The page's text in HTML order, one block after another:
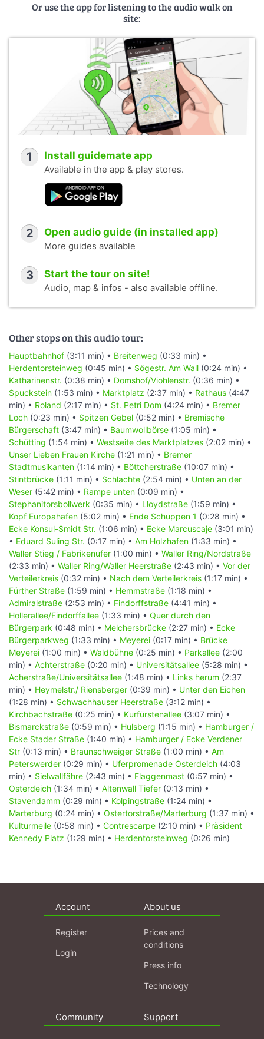
Or use the app for listening to the audio walk on
site:
1 Install guidemate app
Available in the app & play stores.
2 Open audio guide (in installed app)
More guides available
3 Start the tour on site!
Audio, map & infos - also available offline.
Other stops on this audio tour:
Hauptbahnhof (3:11 min) • Breitenweg (0:33 min) •
Herdentorsteinweg (0:45 min) • Sögestr. Am Wall (0:24 min) •
Katharinenstr. (0:38 min) • Domshof/Viohlenstr. (0:36 min) •
Spuckstein (1:53 min) • Marktplatz (2:37 min) • Rathaus (4:47
min) • Roland (2:17 min) • St. Petri Dom (4:24 min) • Bremer
Loch (0:23 min) • Spitzen Gebel (0:52 min) • Bremische
Bürgerschaft (3:47 min) • Baumwollbörse (1:05 min) •
Schütting (1:54 min) • Westseite des Marktplatzes (2:02 min) •
Unser Lieben Frauen Kirche (1:21 min) • Bremer
Stadtmusikanten (1:14 min) • Böttcherstraße (10:07 min) •
Stintbrücke (1:11 min) • Schlachte (2:54 min) • Unten an der
Weser (5:42 min) • Rampe unten (0:09 min) •
Stephanitorsbollwerk (0:35 min) • Lloydstraße (1:59 min) •
Kopf Europahafen (5:02 min) • Ende Schuppen 1 (0:28 min) •
Ecke Konsul-Smidt Str. (1:06 min) • Ecke Marcuscaje (3:01 min)
• Eduard Suling Str. (0:17 min) • Am Holzhafen (1:33 min) •
Waller Stieg / Fabrikenufer (1:00 min) • Waller Ring/Nordstraße
(2:33 min) • Waller Ring/Waller Heerstraße (2:43 min) • Vor der
Verteilerkreis (0:32 min) • Nach dem Verteilerkreis (1:17 min) •
Fürther Straße (1:59 min) • Hemmstraße (1:18 min) •
Admiralstraße (2:53 min) • Findorffstraße (4:41 min) •
Hollerallee/Findorffallee (1:33 min) • Quer durch den
Bürgerpark (0:48 min) • Melchersbrücke (2:27 min) • Ecke
Bürgerparkweg (1:33 min) • Meyerei (0:17 min) • Brücke
Meyerei (1:00 min) • Waldbühne (0:25 min) • Parkallee (2:00
min) • Achterstraße (0:20 min) • Universitätsallee (5:28 min) •
Acherstraße/Universitätsallee (1:48 min) • Links herum (2:37
min) • Heymelstr./ Riensberger (0:39 min) • Unter den Eichen
(1:28 min) • Schwachhauser Heerstraße (3:12 min) •
Kirchbachstraße (0:25 min) • Kurfürstenallee (3:07 min) •
Bismarckstraße (0:59 min) • Hulsberg (1:15 min) • Hamburger /
Ecke Stader Straße (1:40 min) • Hamburger / Ecke Verdener
Str (0:13 min) • Braunschweiger Straße (1:00 min) • Am
Peterswerder (0:29 min) • Uferpromenade Osterdeich (4:03
min) • Sielwallfähre (2:43 min) • Flaggenmast (0:57 min) •
Osterdeich (1:34 min) • Altenwall Tiefer (0:13 min) •
Stavendamm (0:29 min) • Kolpingstraße (1:24 min) •
Marterburg (0:24 min) • Ostertorstraße/Marterburg (1:37 min) •
Kulturmeile (0:58 min) • Contrescarpe (2:10 min) • Präsident
Kennedy Platz (1:29 min) • Herdentorsteinweg (0:26 min)
Account
Register
Login
About us
Prices and
conditions
Press info
Technology
Community Support